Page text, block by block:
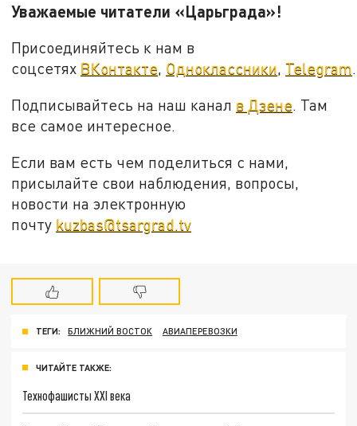
Уважаемые читатели «Царьграда»!
Присоединяйтесь к нам в
соцсетях ВКонтакте, Одноклассники, Telegram.
Подписывайтесь на наш канал в Дзене. Там
все самое интересное.
Если вам есть чем поделиться с нами,
присылайте свои наблюдения, вопросы,
новости на электронную
почту kuzbas@tsargrad.tv
ТЕГИ: БЛИЖНИЙ ВОСТОК АВИАПЕРЕВОЗКИ
ЧИТАЙТЕ ТАКЖЕ:
Технофашисты XXI века